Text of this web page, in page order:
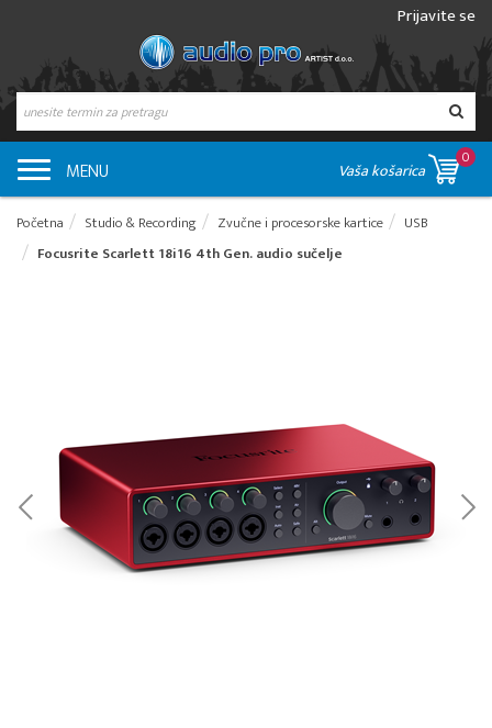
Prijavite se
MENU Vaša košarica
0
Početna Studio & Recording Zvučne i procesorske kartice
USB
Focusrite Scarlett 18i16 4th Gen. audio sučelje